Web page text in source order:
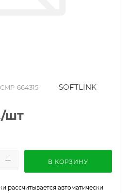
CMP-664315 SOFTLINK
/шт
В КОРЗИНУ
рассчитывается автоматически